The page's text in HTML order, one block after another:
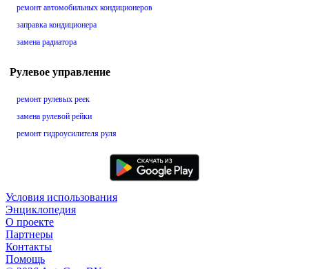
ремонт автомобильных кондиционеров
заправка кондиционера
замена радиатора
Рулевое управление
ремонт рулевых реек
замена рулевой рейки
ремонт гидроусилителя руля
Условия использования
Энциклопедия
О проекте
Партнеры
Контакты
Помощь